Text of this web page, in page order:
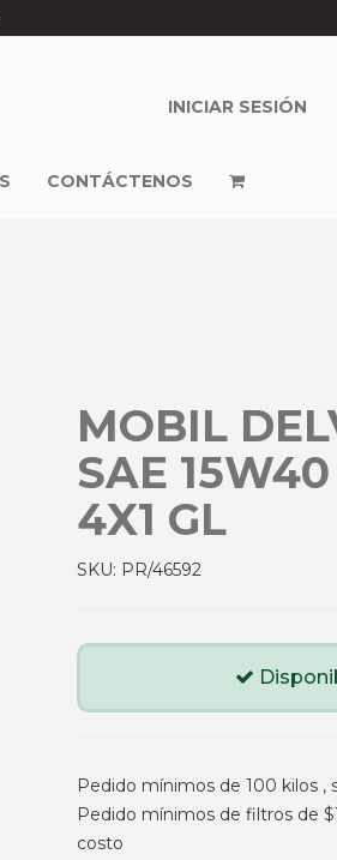
INICIAR SESIÓN
CONTÁCTENOS
MOBIL
SAE
4X1 GL
SKU: PR/46592
Pedido mínimos de 100 kilos ,
Pedido mínimos de filtros de
costo